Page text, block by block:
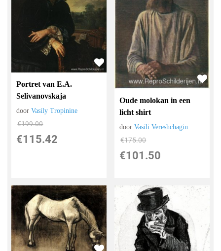
Portret van E.A.
Selivanovskaja
doorVasily Tropinine
€199.00
€115.42
Oude molokan in een
licht shirt
doorVasili Vereshchagin
€175.00
€101.50